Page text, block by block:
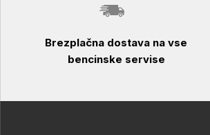
Brezplačna dostava na vse
bencinske servise